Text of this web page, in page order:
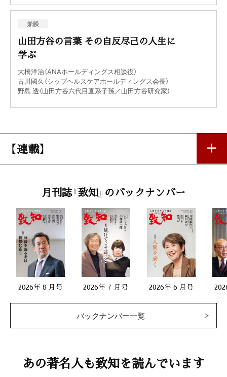
鼎談
山田方谷の言葉 その自反尽己の人生に
学ぶ
大橋洋治（ANAホールディングス相談役）
古川國久（シップヘルスケアホールディングス会長）
野島 透（山田方谷六代目直系子孫／山田方谷研究家）
【連載】
私の座右銘
「覚悟」
笹川陽平（日本財団会長）
第一線で活躍する女性
「感謝できる幸せを嚙み締めて」
池端美和（美容家・美調香アーティスト）
「一番大事なのはやっぱり人間性」
小石原 昭（企画集団 知性コミュニケーションズ代表）
人生を照らす言葉
月刊誌『致知』のバックナンバー
2026年 8 月号 2026年 7 月号 2026年 6 月号
バックナンバー一覧
あの著名人も致知を読んでいます